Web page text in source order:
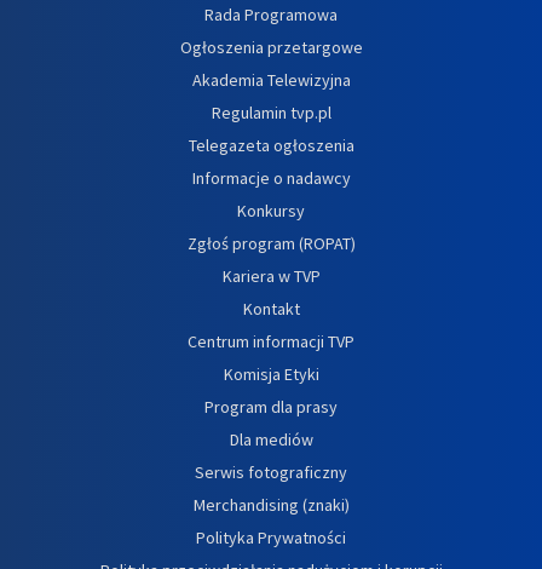
Rada Programowa
Ogłoszenia przetargowe
Akademia Telewizyjna
Regulamin tvp.pl
Telegazeta ogłoszenia
Informacje o nadawcy
Konkursy
Zgłoś program (ROPAT)
Kariera w TVP
Kontakt
Centrum informacji TVP
Komisja Etyki
Program dla prasy
Dla mediów
Serwis fotograficzny
Merchandising (znaki)
Polityka Prywatności